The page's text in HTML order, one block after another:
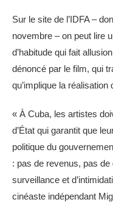
Sur le site de l’IDFA –
novembre – on peut lire
d’habitude qui fait
dénoncé par le film, qui
qu’implique la réalisation
« À Cuba, les artistes
d’État qui garantit que
politique du
: pas de revenus, pas
surveillance et
cinéaste indépendant